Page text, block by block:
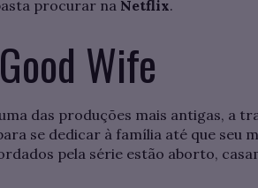
procurar na Netflix.
Wife
das produções mais antigas, a
se dedicar à família até que seu
pela série estão aborto,